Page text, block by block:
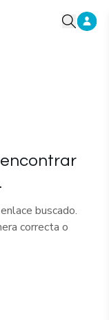
encontrar
buscado.
correcta o